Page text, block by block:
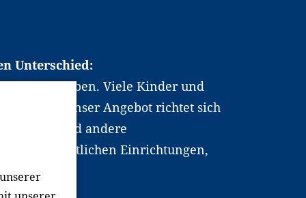
Unterschied:
Berufsleben. Viele Kinder und
dabei. Unser Angebot richtet sich
und andere
Einrichtungen,